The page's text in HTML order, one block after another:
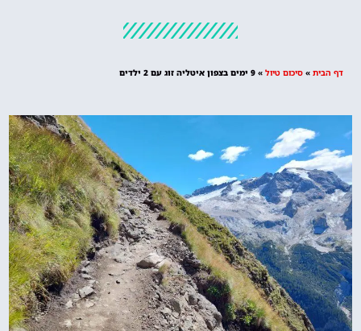
מציאת מלון
דף הבית » סיכום טיול » 9 ימים בצפון איטליה זוג עם 2 ילדים